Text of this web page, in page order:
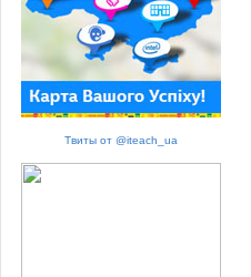
Твиты от @iteach_ua